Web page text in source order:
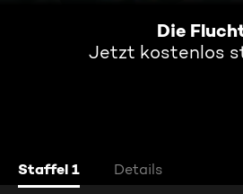
Die
Jetzt kostenlos
Staffel 1 Details